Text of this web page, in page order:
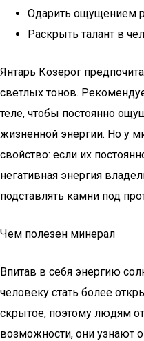
Одарить ощущением
Раскрыть талант в
Янтарь Козерог
светлых тонов.
теле, чтобы постоянно
жизненной энергии. Но у
свойство: если их
негативная энергия
подставлять камни под
Чем полезен минерал
Впитав в себя энергию
человеку стать более
скрытое, поэтому людям
возможности, они узнают